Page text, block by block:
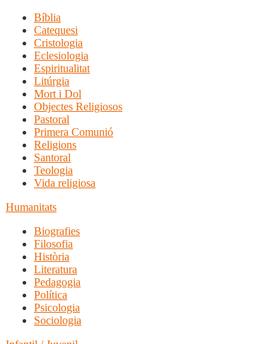
Bíblia
Catequesi
Cristologia
Eclesiologia
Espiritualitat
Litúrgia
Mort i Dol
Objectes Religiosos
Pastoral
Primera Comunió
Religions
Santoral
Teologia
Vida religiosa
Humanitats
Biografies
Filosofia
Història
Literatura
Pedagogia
Política
Psicologia
Sociologia